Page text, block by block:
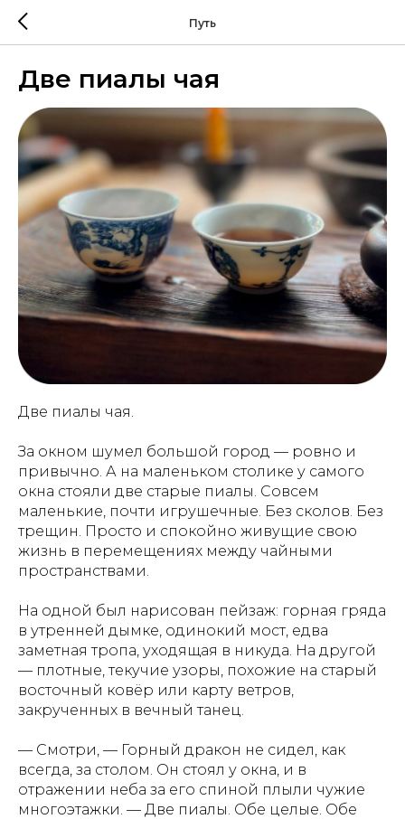
Путь
Две пиалы чая
Две пиалы чая.
За окном шумел большой город — ровно и
привычно. А на маленьком столике у самого
окна стояли две старые пиалы. Совсем
маленькие, почти игрушечные. Без сколов. Без
трещин. Просто и спокойно живущие свою
жизнь в перемещениях между чайными
пространствами.
На одной был нарисован пейзаж: горная гряда
в утренней дымке, одинокий мост, едва
заметная тропа, уходящая в никуда. На другой
— плотные, текучие узоры, похожие на старый
восточный ковёр или карту ветров,
закрученных в вечный танец.
— Смотри, — Горный дракон не сидел, как
всегда, за столом. Он стоял у окна, и в
отражении неба за его спиной плыли чужие
многоэтажки. — Две пиалы. Обе целые. Обе